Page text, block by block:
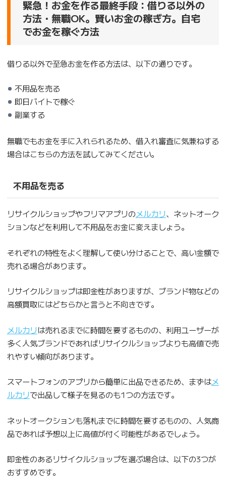
緊急！お金を作る最終手段：借りる以外の
方法・無職OK。賢いお金の稼ぎ方。自宅
でお金を稼ぐ方法
借りる以外で至急お金を作る方法は、以下の通りです。
不用品を売る
即日バイトで稼ぐ
副業する
無職でもお金を手に入れられるため、借入れ審査に気兼ねする
場合はこちらの方法を試してみてください。
不用品を売る
リサイクルショップやフリマアプリのメルカリ、ネットオーク
ションなどを利用して不用品をお金に変えましょう。
それぞれの特性をよく理解して使い分けることで、高い金額で
売れる場合があります。
リサイクルショップは即金性がありますが、ブランド物などの
高額買取にはどちらかと言うと不向きです。
メルカリは売れるまでに時間を要するものの、利用ユーザーが
多く人気ブランドであればリサイクルショップよりも高値で売
れやすい傾向があります。
スマートフォンのアプリから簡単に出品できるため、まずはメ
ルカリで出品して様子を見るのも1つの方法です。
ネットオークションも落札までに時間を要するものの、人気商
品であれば予想以上に高値が付く可能性があるでしょう。
即金性のあるリサイクルショップを選ぶ場合は、以下の3つが
おすすめです。